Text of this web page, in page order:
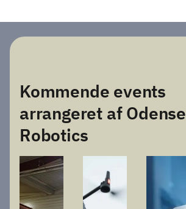
Kommende events
arrangeret af Odense
Robotics